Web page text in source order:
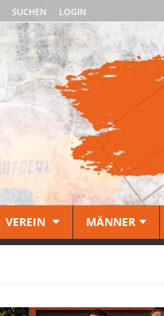
SUCHEN LOGIN
VEREIN MÄNNER